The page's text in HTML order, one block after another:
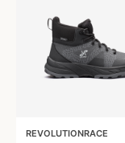
REVOLUTIONRACE